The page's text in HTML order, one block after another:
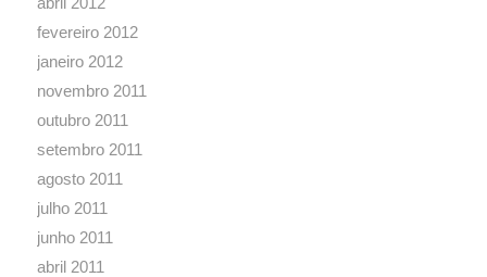
fevereiro 2011
janeiro 2011
dezembro 2010
novembro 2010
agosto 2010
julho 2010
junho 2010
maio 2010
abril 2010